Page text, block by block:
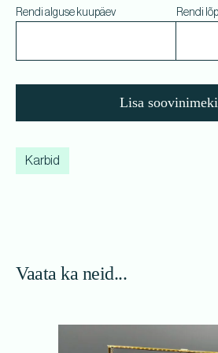
Rendi alguse kuupäev Rendi
Lisa
Karbid
Vaata ka neid...